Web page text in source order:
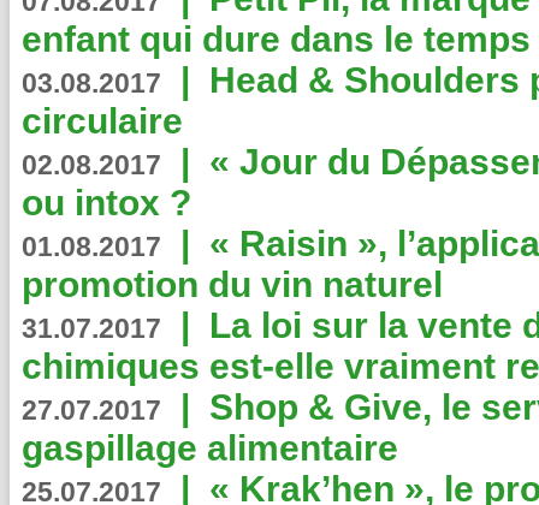
enfant qui dure dans le temps
03.08.2017 | Head & Shoulders
circulaire
02.08.2017 | « Jour du
ou intox ?
01.08.2017 | « Raisin »,
promotion du vin naturel
31.07.2017 | La loi sur la vente
chimiques est-elle vraiment
27.07.2017 | Shop & Give, le
gaspillage alimentaire
25.07.2017 | « Krak’hen », le